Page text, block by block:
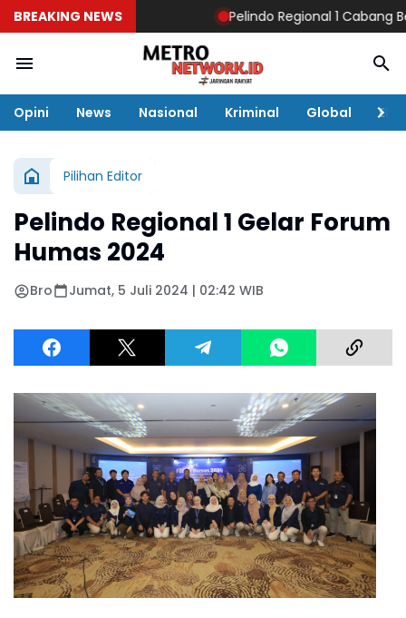
BREAKING NEWS Pelindo Regional 1 Cabang
Opini News Nasional Kriminal Global
Pilihan Editor
Pelindo Regional 1 Gelar Forum
Humas 2024
Bro Jumat, 5 Juli 2024 | 02:42 WIB